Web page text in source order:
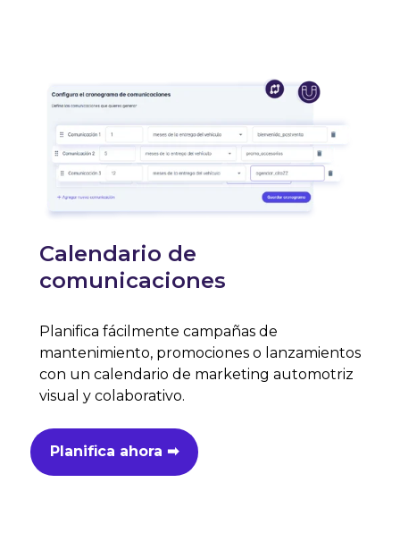
Calendario de
comunicaciones
Planifica fácilmente campañas de
mantenimiento, promociones o lanzamientos
con un calendario de marketing automotriz
visual y colaborativo.
Planifica ahora ➡